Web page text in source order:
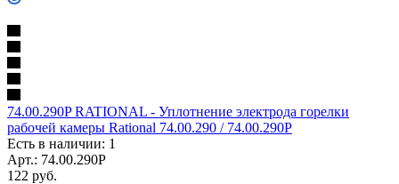
74.00.290P RATIONAL - Уплотнение электрода горелки
рабочей камеры Rational 74.00.290 / 74.00.290P
Есть в наличии: 1
Арт.: 74.00.290P
122 руб.